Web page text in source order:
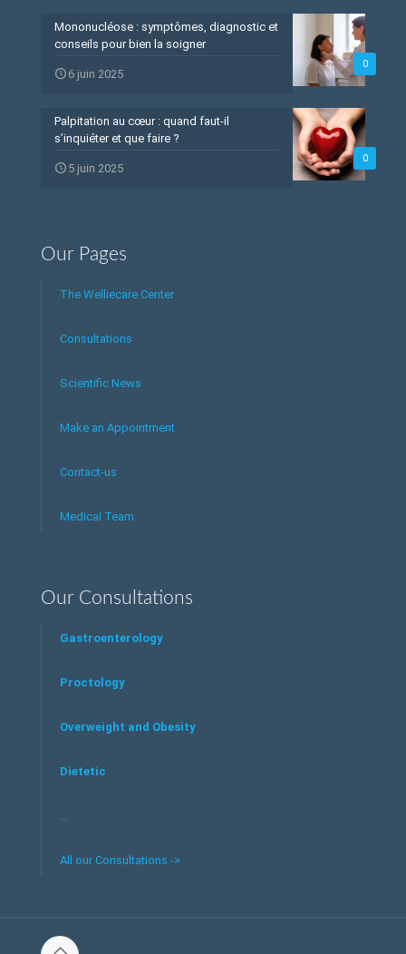
0
Mononucléose : symptômes, diagnostic et
conseils pour bien la soigner
6 juin 2025
0
Palpitation au cœur : quand faut-il
s’inquiéter et que faire ?
5 juin 2025
Our Pages
The Welliecare Center
Consultations
Scientific News
Make an Appointment
Contact-us
Medical Team
Our Consultations
Gastroenterology
Proctology
Overweight and Obesity
Dietetic
All our Consultations ->